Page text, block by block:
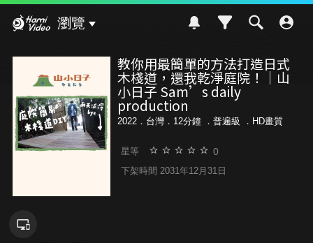
瀏覽
教你用最簡單的方法打造日式
木棧道，還我乾淨庭院！｜山
小日子 Sam’s daily
production
2022．台灣．12分鐘 ． 普遍級 ．HD畫質
星等 0
下架時間 2031年12月31日